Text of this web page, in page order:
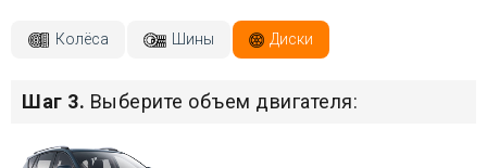
Покупателям
Контакты
Колёса Шины Диски
Шаг 3. Выберите объем двигателя: